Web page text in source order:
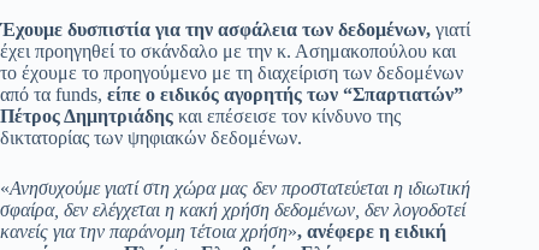
Έχουμε δυσπιστία για την ασφάλεια των δεδομένων, γιατί
έχει προηγηθεί το σκάνδαλο με την κ. Ασημακοπούλου και
το έχουμε το προηγούμενο με τη διαχείριση των δεδομένων
από τα funds, είπε ο ειδικός αγορητής των “Σπαρτιατών”
Πέτρος Δημητριάδης και επέσεισε τον κίνδυνο της
δικτατορίας των ψηφιακών δεδομένων.
«Ανησυχούμε γιατί στη χώρα μας δεν προστατεύεται η ιδιωτική
σφαίρα, δεν ελέγχεται η κακή χρήση δεδομένων, δεν λογοδοτεί
κανείς για την παράνομη τέτοια χρήση», ανέφερε η ειδική